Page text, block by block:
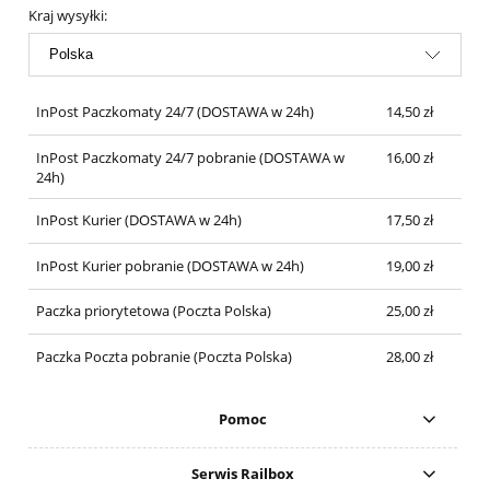
Kraj wysyłki:
InPost Paczkomaty 24/7(DOSTAWA w 24h) 14,50 zł
InPost Paczkomaty 24/7 pobranie(DOSTAWA w
24h)
16,00 zł
InPost Kurier(DOSTAWA w 24h) 17,50 zł
InPost Kurier pobranie(DOSTAWA w 24h) 19,00 zł
Paczka priorytetowa(Poczta Polska) 25,00 zł
Paczka Poczta pobranie(Poczta Polska) 28,00 zł
Pomoc
Serwis Railbox